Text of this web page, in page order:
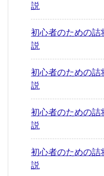
説
初心者のための
説
初心者のための
説
初心者のための
説
初心者のための
説